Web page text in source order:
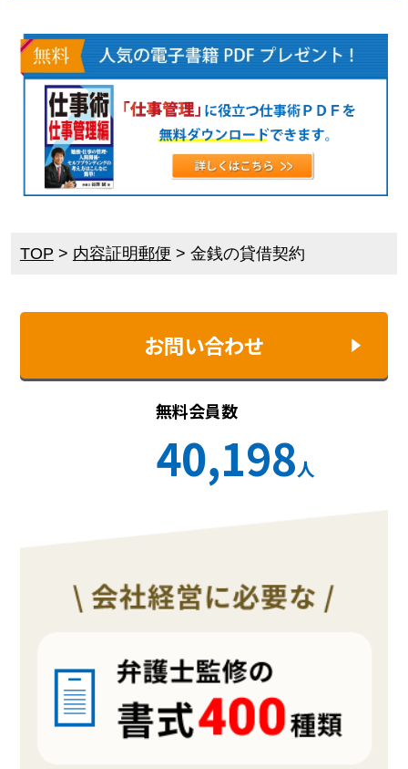
TOP > 内容証明郵便 > 金銭の貸借契約
お問い合わせ
無料会員数
40,198人